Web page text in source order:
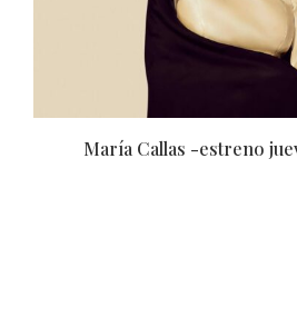
Código: Traje Rojo -estreno